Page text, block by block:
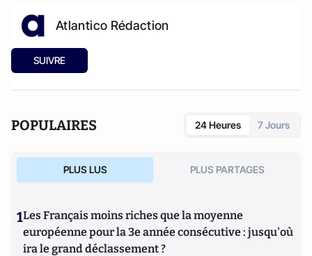
Atlantico Rédaction
SUIVRE
POPULAIRES 24 Heures 7 Jours
PLUS LUS PLUS PARTAGES
1Les Français moins riches que la moyenne
européenne pour la 3e année consécutive : jusqu'où
ira le grand déclassement ?